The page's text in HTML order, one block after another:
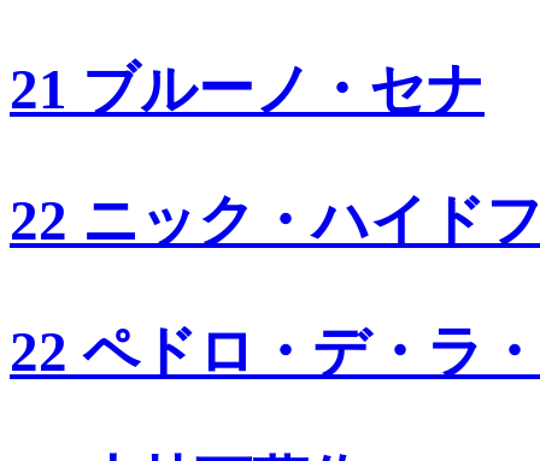
21 ブルーノ・セナ
22 ニック・ハイド
22 ペドロ・デ・ラ